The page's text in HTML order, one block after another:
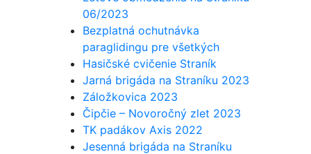
06/2023
Bezplatná ochutnávka
paraglidingu pre všetkých
Hasičské cvičenie Straník
Jarná brigáda na Straníku 2023
Záložkovica 2023
Čipčie – Novoročný zlet 2023
TK padákov Axis 2022
Jesenná brigáda na Straníku